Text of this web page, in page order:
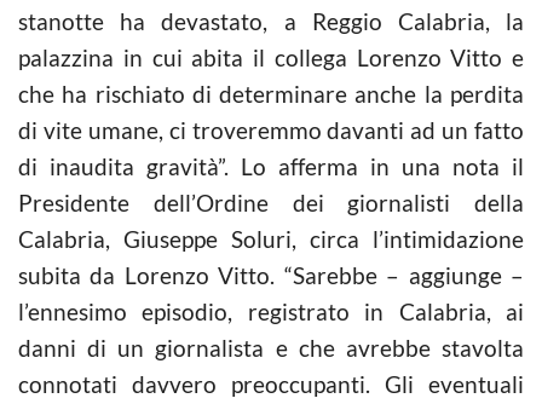
stanotte ha devastato, a Reggio Calabria, la
palazzina in cui abita il collega Lorenzo Vitto e
che ha rischiato di determinare anche la perdita
di vite umane, ci troveremmo davanti ad un fatto
di inaudita gravità”. Lo afferma in una nota il
Presidente dell’Ordine dei giornalisti della
Calabria, Giuseppe Soluri, circa l’intimidazione
subita da Lorenzo Vitto. “Sarebbe – aggiunge –
l’ennesimo episodio, registrato in Calabria, ai
danni di un giornalista e che avrebbe stavolta
connotati davvero preoccupanti. Gli eventuali